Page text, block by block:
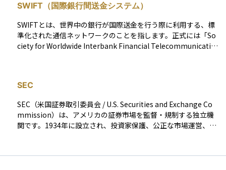
貨を得る手段であると同時に、取引の正当性を確認する仕組み
の一部でもあります。個人でマイニングを行うには、高性能な
パソコンや多くの電力が必要となるため、現在では企業や大規
模なグループによって運営されていることが多いです。投資初
心者にとっては、直接マイニングに参加するよりも、その仕組
SWIFT（国際銀行間送金システム）
SWIFTとは、世界中の銀行が国際送金を行う際に利用する、標
準化された通信ネットワークのことを指します。正式には「So
ciety for Worldwide Interbank Financial Telecommunicatio
信託や外国証券への投資、外貨預金などを通じて海外と資金を
やり取りする際にも、この仕組みが使われています。普段あま
り意識されることはありませんが、グローバルな金融取引を支
える重要なインフラのひとつです。投資初心者の方でも、ニュ
ースなどで耳にする機会があるので、基本的な理解があると安
SEC
SEC（米国証券取引委員会 / U.S. Securities and Exchange Co
mmission）は、アメリカの証券市場を監督・規制する独立機
関です。1934年に設立され、投資家保護、公正な市場運営、詐
定や取引の監視を行います。企業が新規株式公開（IPO）を行う